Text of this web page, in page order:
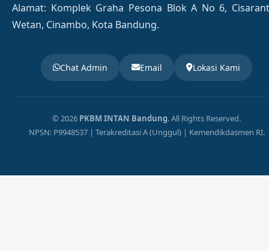
Alamat: Komplek Graha Pesona Blok A No 6,
Wetan, Cinambo, Kota Bandung.
Chat Admin Email Lokasi Kami
© 2026 PKBM INTAN Bandung. All Rights Reserved.
NPSN: P9948537 | Terakreditasi A (Unggul) | Kemendikdasmen RI.